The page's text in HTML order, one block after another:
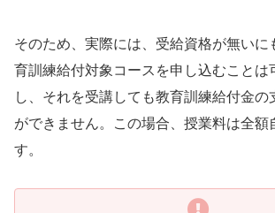
そのため、実際には、受給資格が無いに
育訓練給付対象コースを申し込むことは
し、それを受講しても教育訓練給付金の
ができません。この場合、授業料は全額
す。